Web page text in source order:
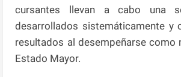
cursantes llevan a cabo una
desarrollados sistemáticamente y
resultados al desempeñarse como
Estado Mayor.